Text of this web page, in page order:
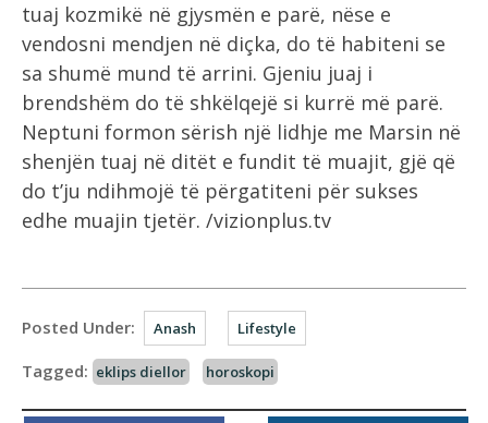
tuaj kozmikë në gjysmën e parë, nëse e
vendosni mendjen në diçka, do të habiteni se
sa shumë mund të arrini. Gjeniu juaj i
brendshëm do të shkëlqejë si kurrë më parë.
Neptuni formon sërish një lidhje me Marsin në
shenjën tuaj në ditët e fundit të muajit, gjë që
do t’ju ndihmojë të përgatiteni për sukses
edhe muajin tjetër. /vizionplus.tv
Posted Under: Anash Lifestyle
Tagged: eklips diellor horoskopi